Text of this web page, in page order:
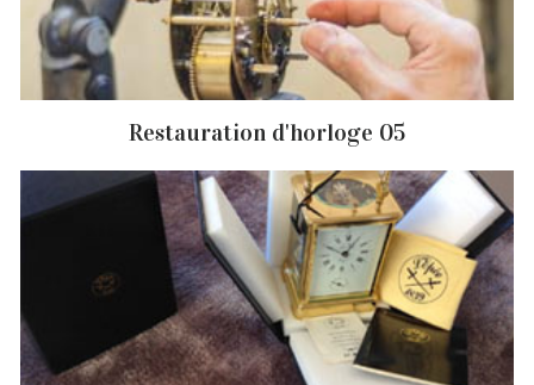
Restauration d'horloge 05